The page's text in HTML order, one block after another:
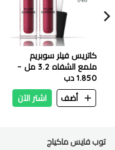
كاتريس فيلر سوبريم
ملمع الشفاه 3.2 مل –
040 دراما سيرتيفايد
1.850 دب
أضف
اشتر الآن
توب فايس ماكياج